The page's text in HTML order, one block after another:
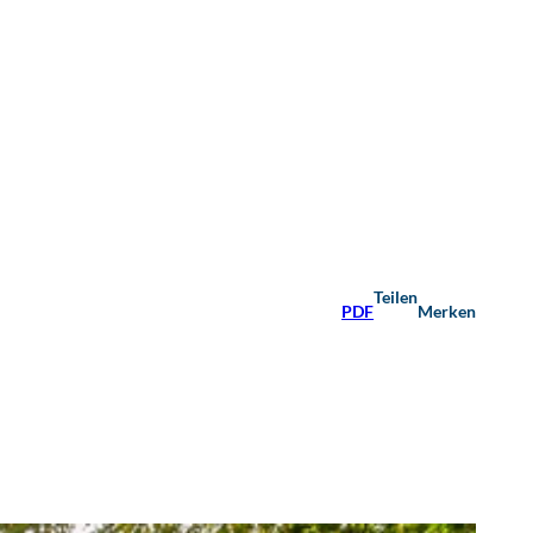
PDF
Teilen
Merken